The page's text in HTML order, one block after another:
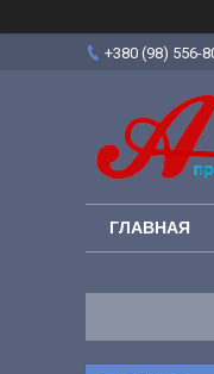
+380 (98) 556-
ГЛАВНАЯ